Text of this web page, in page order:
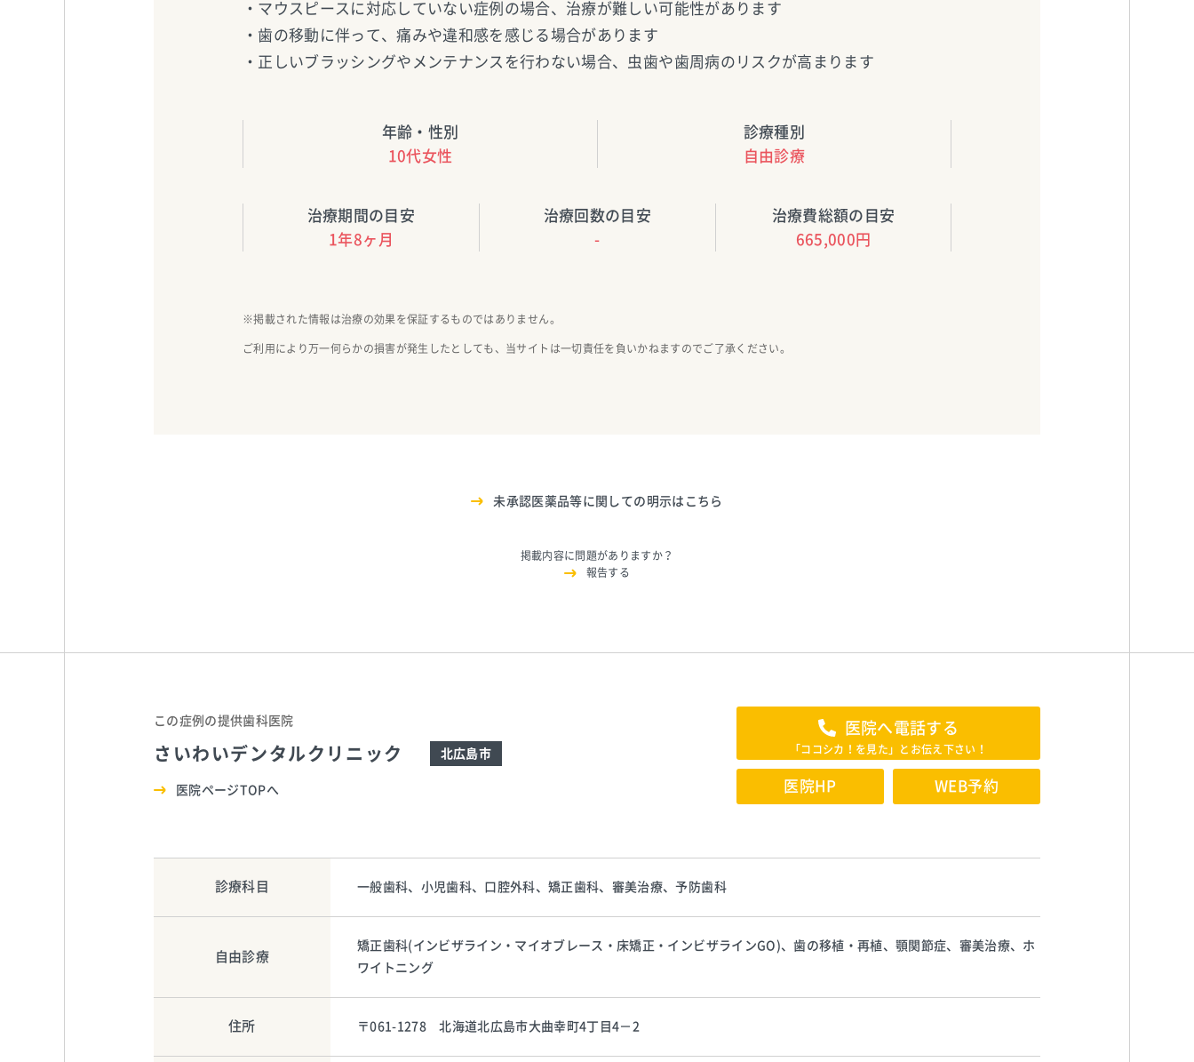
・マウスピースに対応していない症例の場合、治療が難しい可能性があります
・歯の移動に伴って、痛みや違和感を感じる場合があります
・正しいブラッシングやメンテナンスを行わない場合、虫歯や歯周病のリスクが高まります
年齢・性別
10代女性
診療種別
自由診療
治療期間の目安
1年8ヶ月
治療回数の目安
-
治療費総額の目安
665,000円
※掲載された情報は治療の効果を保証するものではありません。
ご利用により万一何らかの損害が発生したとしても、当サイトは一切責任を負いかねますのでご了承ください。
未承認医薬品等に関しての明示はこちら
掲載内容に問題がありますか？
報告する
この症例の提供歯科医院
さいわいデンタルクリニック 北広島市
医院ページTOPへ
医院へ電話する
「ココシカ！を見た」とお伝え下さい！
医院HP WEB予約
診療科目 一般歯科、小児歯科、口腔外科、矯正歯科、審美治療、予防歯科
自由診療
矯正歯科(インビザライン・マイオブレース・床矯正・インビザラインGO)、歯の移植・再植、顎関節症、審美治療、ホ
ワイトニング
住所 〒061-1278 北海道北広島市大曲幸町4丁目4－2